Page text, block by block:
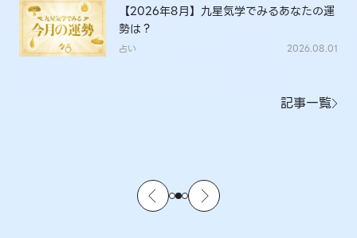
【2026年8月】九星気学でみるあなたの運
勢は？
占い 2026.08.01
記事一覧